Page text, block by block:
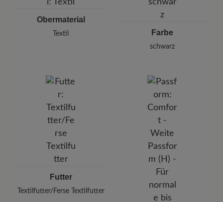
Obermaterial
Textil Farbe
schwarz
Futter
Textilfutter/Ferse Textilfutter